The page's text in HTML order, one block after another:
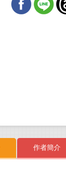
作者簡介